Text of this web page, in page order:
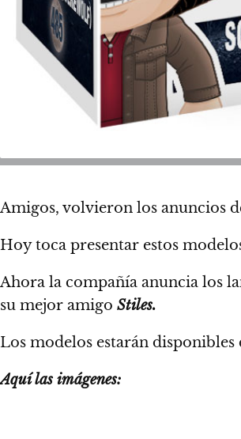
Amigos, volvieron los anuncios
Hoy toca presentar estos
Ahora la compañía anuncia los
su mejor amigo Stiles.
Los modelos estarán disponibles
Aquí las imágenes: